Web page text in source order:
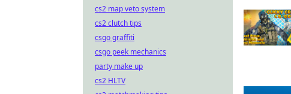
cs2 map veto system
cs2 clutch tips
csgo graffiti
csgo peek mechanics
party make up
cs2 HLTV